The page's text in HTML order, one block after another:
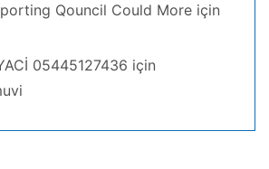
Qouncil Could More için
05445127436 için